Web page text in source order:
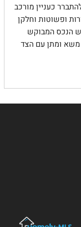
כעניין מורכב
ופשוטות וחלקן
הנכס המבוקש
משא ומתן עם הצד